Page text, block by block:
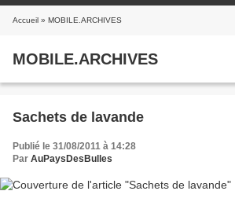
Accueil » MOBILE.ARCHIVES
MOBILE.ARCHIVES
Sachets de lavande
Publié le 31/08/2011 à 14:28
Par AuPaysDesBulles